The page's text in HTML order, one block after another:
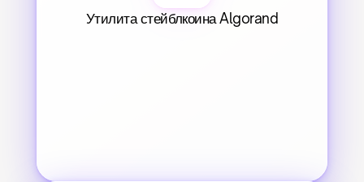
Утилита стейблкоина Algorand